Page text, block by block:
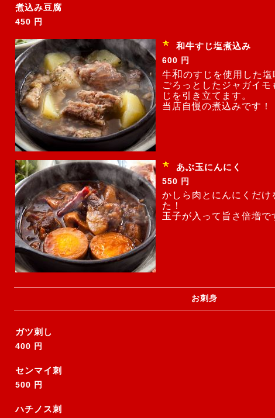
煮込み豆腐
450 円
和牛すじ塩煮込み
600 円
牛和のすじを使用した塩
ごろっとしたジャガイ
じを引き立てます。
当店自慢の煮込みです！
あぶ玉にんにく
550 円
かしら肉とにんにくだけ
た！
玉子が入って旨さ倍増で
お刺身
ガツ刺し
400 円
センマイ刺
500 円
ハチノス刺